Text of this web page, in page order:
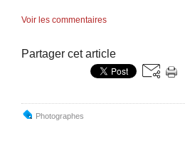
Voir les commentaires
Partager cet article
Photographes